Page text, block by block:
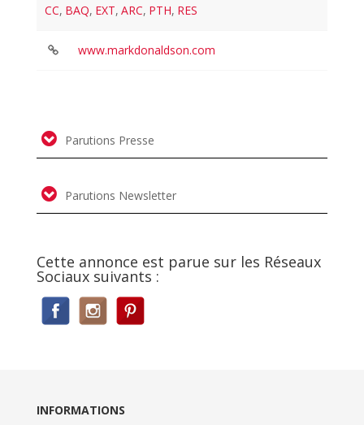
CC, BAQ, EXT, ARC, PTH, RES
www.markdonaldson.com
Parutions Presse
Parutions Newsletter
Cette annonce est parue sur les Réseaux
Sociaux suivants :
INFORMATIONS